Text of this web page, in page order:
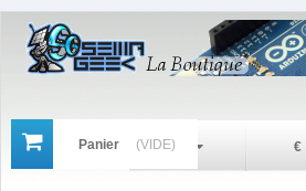
Panier (VIDE) €
Fr